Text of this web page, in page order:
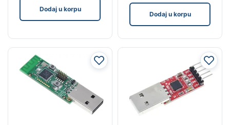
Dodaj u korpu
Dodaj u korpu